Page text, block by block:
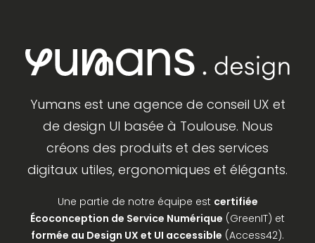
Yumans est une agence de conseil UX et
de design UI basée à Toulouse. Nous
créons des produits et des services
digitaux utiles, ergonomiques et élégants.
Une partie de notre équipe est certifiée
Écoconception de Service Numérique (GreenIT) et
formée au Design UX et UI accessible (Access42).